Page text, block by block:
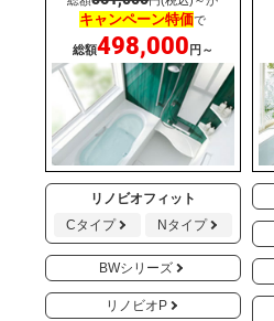
キャンペーン特価で
総額498,000 円～
リノビオフィット
Cタイプ
Nタイプ
BWシリーズ
リノビオP